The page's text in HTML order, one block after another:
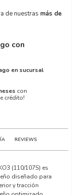
de nuestras más de
con
en sucursal
con
crédito!
REVIEWS
(110/107S) es
diseñado para
y tracción